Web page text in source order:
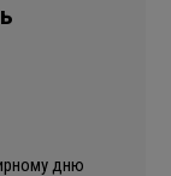
дню